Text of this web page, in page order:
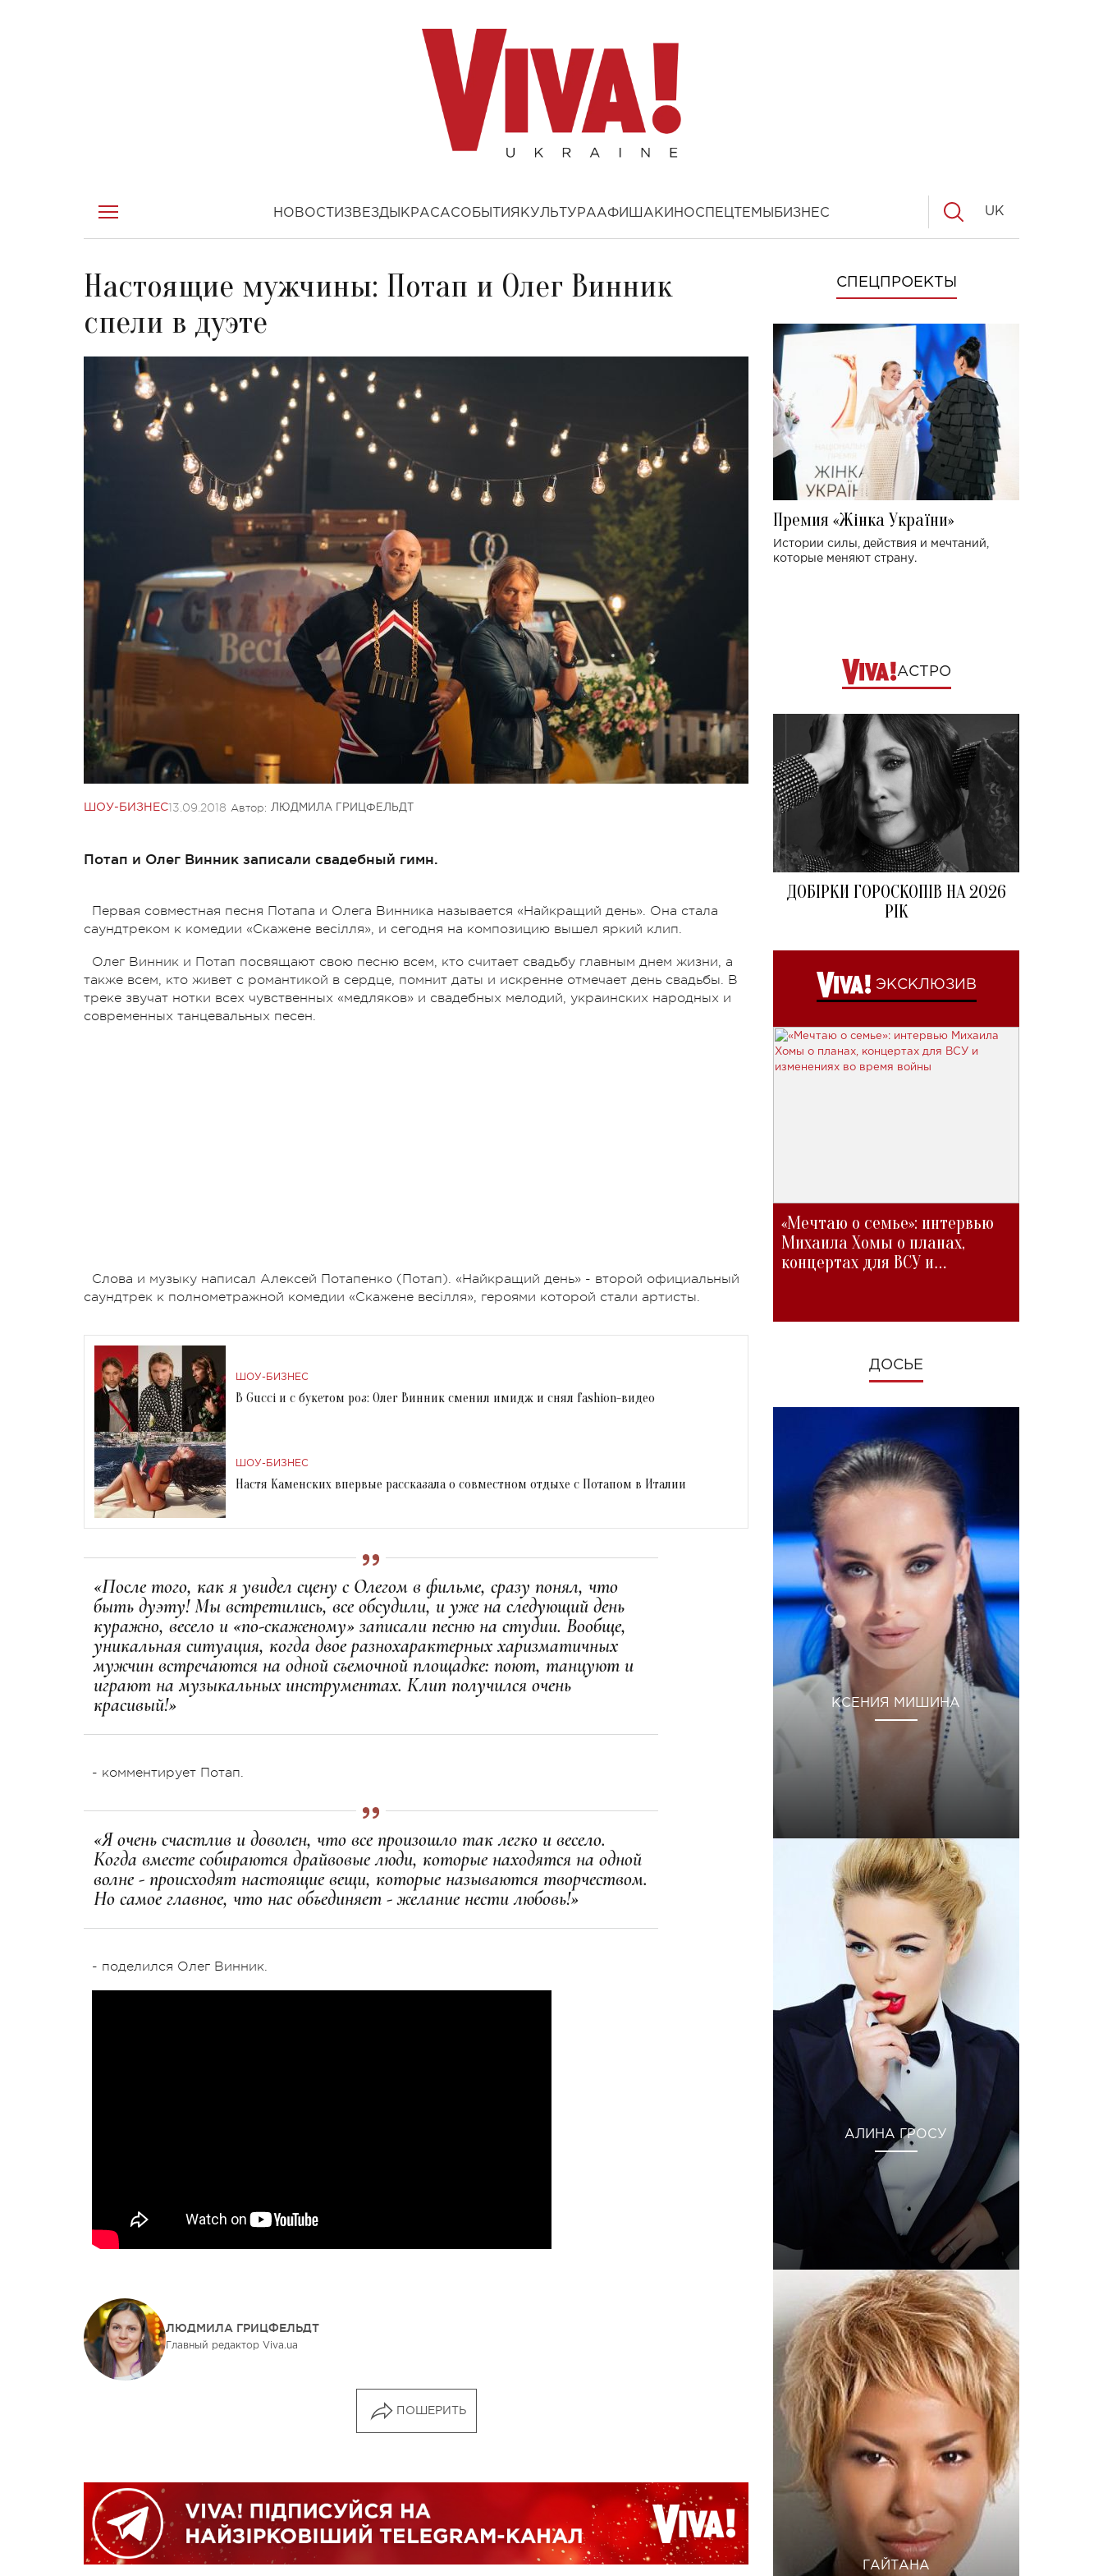
НОВОСТИ ЗВЕЗДЫ КРАСАСОБЫТИЯ КУЛЬТУРААФИША КИНОСПЕЦТЕМЫ БИЗНЕС UK
Настоящие мужчины: Потап и Олег Винник
спели в дуэте
ШОУ-БИЗНЕС13.09.2018 Автор: ЛЮДМИЛА ГРИЦФЕЛЬДТ
Потап и Олег Винник записали свадебный гимн.
Первая совместная песня Потапа и Олега Винника называется «Найкращий день». Она стала
саундтреком к комедии «Скажене весілля», и сегодня на композицию вышел яркий клип.
Олег Винник и Потап посвящают свою песню всем, кто считает свадьбу главным днем жизни, а
также всем, кто живет с романтикой в сердце, помнит даты и искренне отмечает день свадьбы. В
треке звучат нотки всех чувственных «медляков» и свадебных мелодий, украинских народных и
современных танцевальных песен.
Слова и музыку написал Алексей Потапенко (Потап). «Найкращий день» - второй официальный
саундтрек к полнометражной комедии «Скажене весілля», героями которой стали артисты.
ШОУ-БИЗНЕС
В Gucci и с букетом роз: Олег Винник сменил имидж и снял fashion-видео
ШОУ-БИЗНЕС
Настя Каменских впервые рассказала о совместном отдыхе с Потапом в Италии
«После того, как я увидел сцену с Олегом в фильме, сразу понял, что
быть дуэту! Мы встретились, все обсудили, и уже на следующий день
куражно, весело и «по-скаженому» записали песню на студии. Вообще,
уникальная ситуация, когда двое разнохарактерных харизматичных
мужчин встречаются на одной съемочной площадке: поют, танцуют и
играют на музыкальных инструментах. Клип получился очень
красивый!»
- комментирует Потап.
«Я очень счастлив и доволен, что все произошло так легко и весело.
Когда вместе собираются драйвовые люди, которые находятся на одной
волне - происходят настоящие вещи, которые называются творчеством.
Но самое главное, что нас объединяет - желание нести любовь!»
- поделился Олег Винник.
ЛЮДМИЛА ГРИЦФЕЛЬДТ
Главный редактор Viva.ua
ПОШЕРИТЬ
СПЕЦПРОЕКТЫ
Премия «Жінка України»
Истории силы, действия и мечтаний,
которые меняют страну.
АСТРО
ДОБІРКИ ГОРОСКОПІВ НА 2026
РІК
ЭКСКЛЮЗИВ
«Мечтаю о семье»: интервью
Михаила Хомы о планах,
концертах для ВСУ и
ДОСЬЕ
КСЕНИЯ МИШИНА
АЛИНА ГРОСУ
ГАЙТАНА